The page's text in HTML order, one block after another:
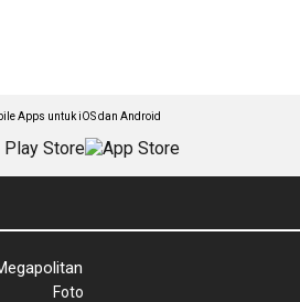
Apps untuk iOS dan Android
Foto